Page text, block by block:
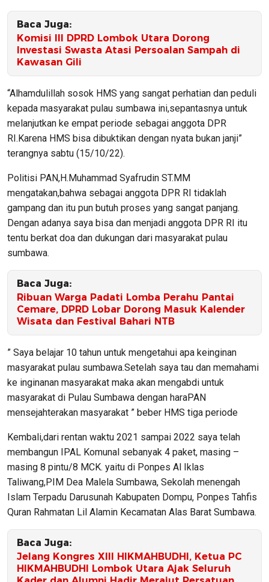
Baca Juga:
Komisi III DPRD Lombok Utara Dorong
Investasi Swasta Atasi Persoalan Sampah di
Kawasan Gili
“Alhamdulillah sosok HMS yang sangat perhatian dan peduli
kepada masyarakat pulau sumbawa ini,sepantasnya untuk
melanjutkan ke empat periode sebagai anggota DPR
RI.Karena HMS bisa dibuktikan dengan nyata bukan janji”
terangnya sabtu (15/10/22).
Politisi PAN,H.Muhammad Syafrudin ST.MM
mengatakan,bahwa sebagai anggota DPR RI tidaklah
gampang dan itu pun butuh proses yang sangat panjang.
Dengan adanya saya bisa dan menjadi anggota DPR RI itu
tentu berkat doa dan dukungan dari masyarakat pulau
sumbawa.
Baca Juga:
Ribuan Warga Padati Lomba Perahu Pantai
Cemare, DPRD Lobar Dorong Masuk Kalender
Wisata dan Festival Bahari NTB
” Saya belajar 10 tahun untuk mengetahui apa keinginan
masyarakat pulau sumbawa.Setelah saya tau dan memahami
ke inginanan masyarakat maka akan mengabdi untuk
masyarakat di Pulau Sumbawa dengan haraPAN
mensejahterakan masyarakat ” beber HMS tiga periode
Kembali,dari rentan waktu 2021 sampai 2022 saya telah
membangun IPAL Komunal sebanyak 4 paket, masing –
masing 8 pintu/8 MCK. yaitu di Ponpes Al Iklas
Taliwang,PIM Dea Malela Sumbawa, Sekolah menengah
Islam Terpadu Darusunah Kabupaten Dompu, Ponpes Tahfis
Quran Rahmatan Lil Alamin Kecamatan Alas Barat Sumbawa.
Baca Juga:
Jelang Kongres XIII HIKMAHBUDHI, Ketua PC
HIKMAHBUDHI Lombok Utara Ajak Seluruh